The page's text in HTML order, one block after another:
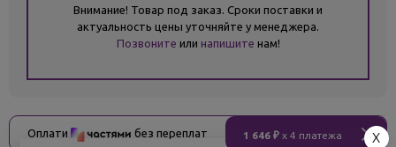
Внимание! Товар под заказ. Сроки поставки и
актуальность цены уточняйте у менеджера.
Позвоните или напишите нам!
Оплати без переплат 1 646 ₽ x 4 платежа X